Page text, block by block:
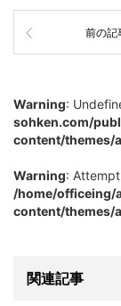
前の記
Warning:
sohken.com/
content/themes/
Warning:
/home/officeing/
content/themes/
関連記事